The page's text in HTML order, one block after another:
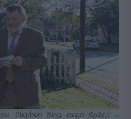
Stephen King σειρά θρίλερ –